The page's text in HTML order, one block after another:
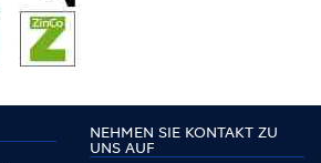
NEHMEN SIE KONTAKT ZU
UNS AUF